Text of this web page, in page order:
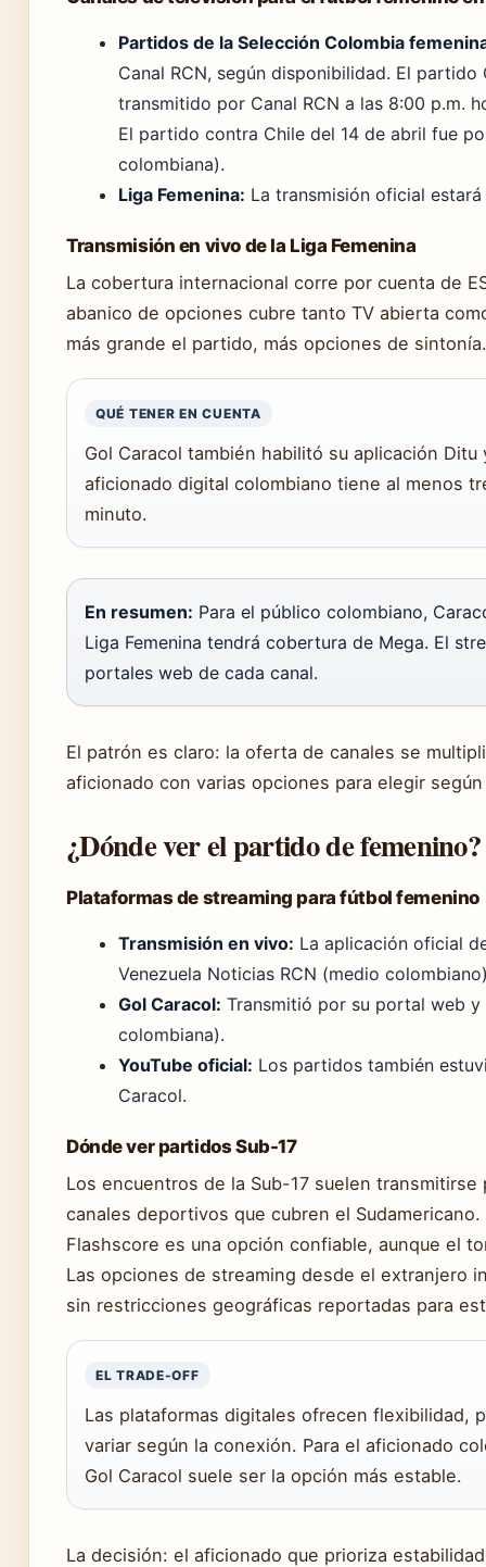
Partidos de la Selección Colombia
Canal RCN, según disponibilidad. El
transmitido por Canal RCN a las 8:00 p.m.
El partido contra Chile del 14 de abril fue
colombiana).
Liga Femenina: La transmisión oficial
Transmisión en vivo de la Liga Femenina
La cobertura internacional corre por cuenta de
abanico de opciones cubre tanto TV abierta
más grande el partido, más opciones de sintonía.
QUÉ TENER EN CUENTA
Gol Caracol también habilitó su aplicación
aficionado digital colombiano tiene al menos
minuto.
En resumen: Para el público colombiano,
Liga Femenina tendrá cobertura de Mega. El
portales web de cada canal.
El patrón es claro: la oferta de canales se
aficionado con varias opciones para elegir
¿Dónde ver el partido de femenino?
Plataformas de streaming para fútbol femenino
Transmisión en vivo: La aplicación oficial
Venezuela Noticias RCN (medio
Gol Caracol: Transmitió por su portal web
colombiana).
YouTube oficial: Los partidos también
Caracol.
Dónde ver partidos Sub-17
Los encuentros de la Sub-17 suelen
canales deportivos que cubren el
Flashscore es una opción confiable, aunque el
Las opciones de streaming desde el extranjero
sin restricciones geográficas reportadas para
EL TRADE-OFF
Las plataformas digitales ofrecen flexibilidad,
variar según la conexión. Para el aficionado
Gol Caracol suele ser la opción más estable.
La decisión: el aficionado que prioriza